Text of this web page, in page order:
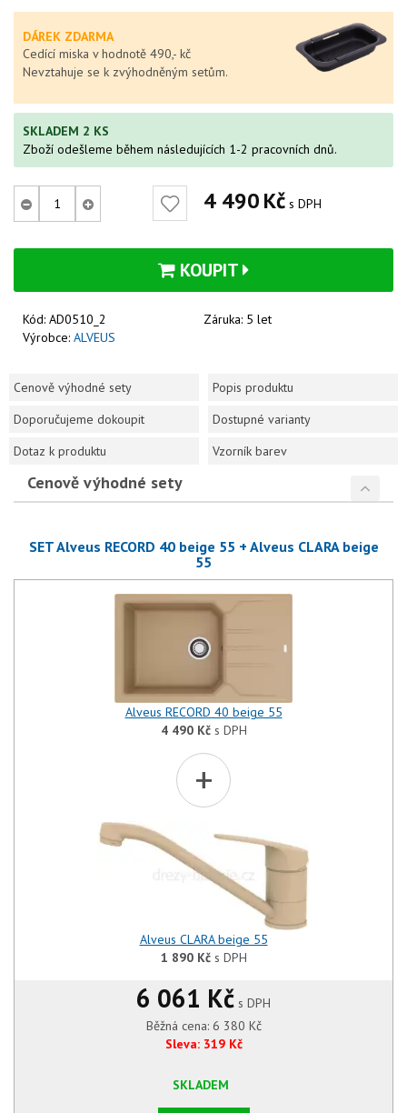
DÁREK ZDARMA
Cedící miska v hodnotě 490,- kč
Nevztahuje se k zvýhodněným setům.
SKLADEM 2 KS
Zboží odešleme během následujících 1-2 pracovních dnů.
4 490Kč s DPH
KOUPIT
Kód: AD0510_2 Záruka: 5 let
Výrobce: ALVEUS
Cenově výhodné sety
Popis produktu
Doporučujeme dokoupit
Dostupné varianty
Dotaz k produktu
Vzorník barev
Cenově výhodné sety
SET Alveus RECORD 40 beige 55 + Alveus CLARA beige
55
Alveus RECORD 40 beige 55
4 490 Kčs DPH
+
Alveus CLARA beige 55
1 890 Kčs DPH
6 061 Kč s DPH
Běžná cena: 6 380 Kč
Sleva: 319 Kč
SKLADEM